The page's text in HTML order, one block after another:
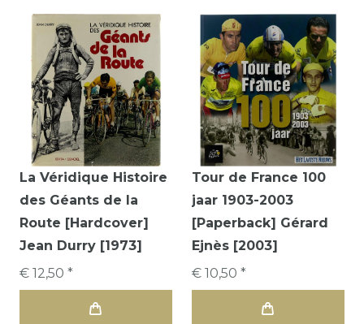
La Véridique Histoire
des Géants de la
Route [Hardcover]
Jean Durry [1973]
€ 12,50 *
Tour de France 100
jaar 1903-2003
[Paperback] Gérard
Ejnès [2003]
€ 10,50 *